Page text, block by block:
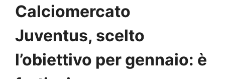
Calciomercato
Juventus, scelto
l’obiettivo per gennaio: è